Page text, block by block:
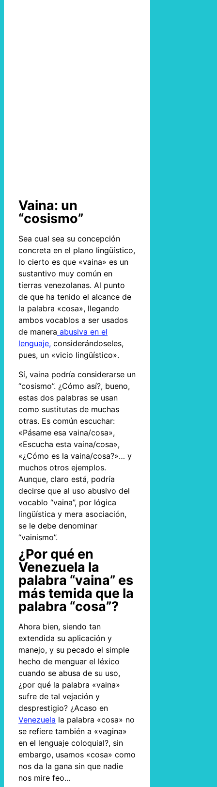
Vaina: un
“cosismo”
Sea cual sea su concepción
concreta en el plano lingüístico,
lo cierto es que «vaina» es un
sustantivo muy común en
tierras venezolanas. Al punto
de que ha tenido el alcance de
la palabra «cosa», llegando
ambos vocablos a ser usados
de manera abusiva en el
lenguaje, considerándoseles,
pues, un «vicio lingüístico».
Sí, vaina podría considerarse un
“cosismo”. ¿Cómo así?, bueno,
estas dos palabras se usan
como sustitutas de muchas
otras. Es común escuchar:
«Pásame esa vaina/cosa»,
«Escucha esta vaina/cosa»,
«¿Cómo es la vaina/cosa?»… y
muchos otros ejemplos.
Aunque, claro está, podría
decirse que al uso abusivo del
vocablo “vaina”, por lógica
lingüística y mera asociación,
se le debe denominar
“vainismo”.
¿Por qué en
Venezuela la
palabra “vaina” es
más temida que la
palabra “cosa”?
Ahora bien, siendo tan
extendida su aplicación y
manejo, y su pecado el simple
hecho de menguar el léxico
cuando se abusa de su uso,
¿por qué la palabra «vaina»
sufre de tal vejación y
desprestigio? ¿Acaso en
Venezuela la palabra «cosa» no
se refiere también a «vagina»
en el lenguaje coloquial?, sin
embargo, usamos «cosa» como
nos da la gana sin que nadie
nos mire feo…